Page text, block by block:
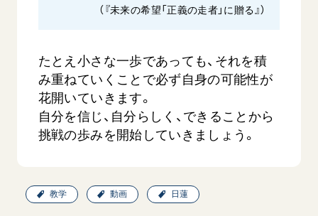
（『未来の希望「正義の走者」に贈る』）
たとえ小さな一歩であっても、それを積
み重ねていくことで必ず自身の可能性が
花開いていきます。
自分を信じ、自分らしく、できることから
挑戦の歩みを開始していきましょう。
教学 動画 日蓮